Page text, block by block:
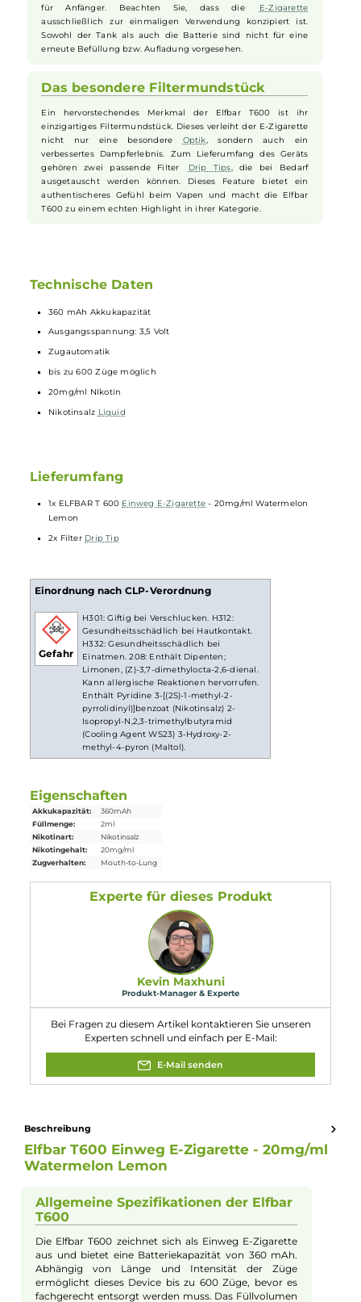
Einfache Handhabung und
Verwendung
Die Elfbar T600 besticht durch ihre Unkompliziertheit und ist
wird durch einen Zug am Mundstückaktiviert und kommt
ohne jegliche Einstellungen, Tasten oder sonstige
Bedienelemente aus. Dies macht sie besonders
benutzerfreundlich und ideal für Unterwegs oder als Einstieg
für Anfänger. Beachten Sie, dass die
E-Zigarette
ausschließlich zur einmaligen Verwendung konzipiert ist.
Sowohl der Tank als auch die Batterie sind nicht für eine
erneute Befüllung bzw. Aufladung vorgesehen.
einzigartiges Filtermundstück. Dieses verleiht der E-Zigarette
nicht nur eine besondere
verbessertes Dampferlebnis. Zum Lieferumfang des Geräts
ausgetauscht werden können. Dieses Feature bietet ein
authentischeres Gefühl beim Vapen und macht die Elfbar
T600 zu einem echten Highlight in ihrer Kategorie.
360 mAh Akkukapazität
Ausgangsspannung: 3,5 Volt
NikotinsalzLiquid
Lieferumfang
1x ELFBAR T 600Einweg E-Zigarette- 20mg/ml Watermelon
Lemon
2x FilterDrip Tip
Einordnung nach CLP-Verordnung
Gefahr
H301: Giftig bei Verschlucken. H312:
Gesundheitsschädlich bei Hautkontakt.
H332: Gesundheitsschädlich bei
Einatmen. 208: Enthält Dipenten;
Limonen, (Z)-3,7-dimethylocta-2,6-dienal.
Kann allergische Reaktionen hervorrufen.
Enthält Pyridine 3-[(2S)-1-methyl-2-
pyrrolidinyl)]benzoat (Nikotinsalz) 2-
Isopropyl-N,2,3-trimethylbutyramid
(Cooling Agent WS23) 3-Hydroxy-2-
methyl-4-pyron (Maltol).
Eigenschaften
Akkukapazität:
360mAh
Füllmenge:
2ml
Nikotinsalz
Kevin Maxhuni
Produkt-Manager & Experte
Bei Fragen zu diesem Artikel kontaktieren Sie unseren
Experten schnell und einfach per E-Mail: